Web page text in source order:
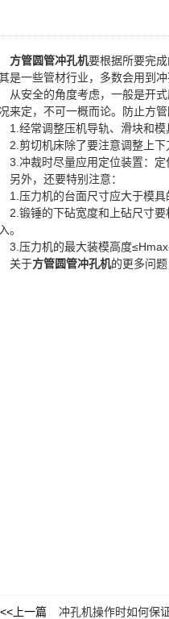
方管圆管冲孔机要根据所要完
是一些管材行业，多数会用到
从安全的角度考虑，一般是开
来定，不可一概而论。防止方
1. 经常调整压机导轨、滑块和模
2. 剪切机床除了要注意调整上
3. 冲裁时尽量应用定位装置：
另外，还要特别注意：
1. 压力机的台面尺寸应大于模
2. 锻锤的下砧宽度和上砧尺寸
。
3. 压力机的最大装模高度≤
关于方管圆管冲孔机的更多问题
<<上一篇 冲孔机操作时如何保